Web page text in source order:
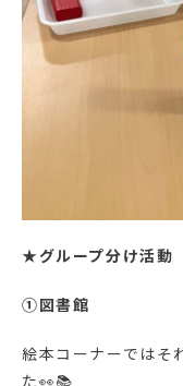
★グループ分け活動
①図書館
絵本コーナーではそ
た👀📚